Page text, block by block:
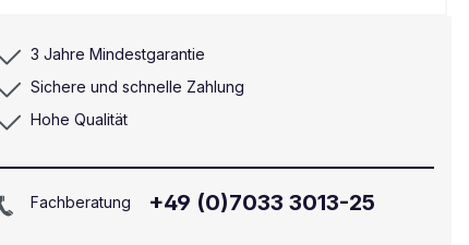
3 Jahre Mindestgarantie
Sichere und schnelle Zahlung
Hohe Qualität
Fachberatung +49 (0)7033 3013-25